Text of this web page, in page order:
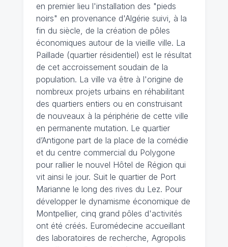
en premier lieu l'installation des "pieds
noirs" en provenance d'Algérie suivi, à la
fin du siècle, de la création de pôles
économiques autour de la vieille ville. La
Paillade (quartier résidentiel) est le résultat
de cet accroissement soudain de la
population. La ville va être à l'origine de
nombreux projets urbains en réhabilitant
des quartiers entiers ou en construisant
de nouveaux à la périphérie de cette ville
en permanente mutation. Le quartier
d’Antigone part de la place de la comédie
et du centre commercial du Polygone
pour rallier le nouvel Hôtel de Région qui
vit ainsi le jour. Suit le quartier de Port
Marianne le long des rives du Lez. Pour
développer le dynamisme économique de
Montpellier, cinq grand pôles d'activités
ont été créés. Euromédecine accueillant
des laboratoires de recherche, Agropolis